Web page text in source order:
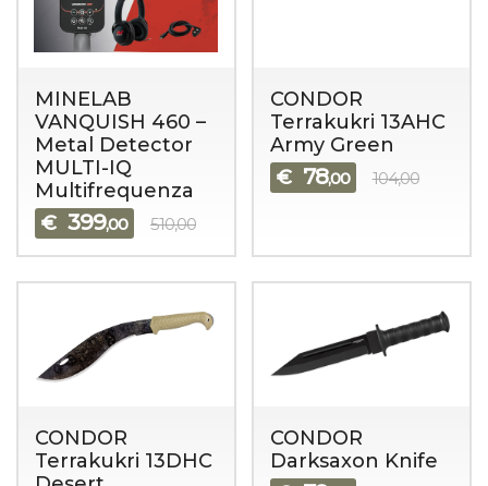
MINELAB
VANQUISH 460 –
Metal Detector
MULTI-IQ
Multifrequenza
€ 399,00 510,00
CONDOR
Terrakukri 13AHC
Army Green
€ 78,00 104,00
CONDOR
Terrakukri 13DHC
CONDOR
Darksaxon Knife